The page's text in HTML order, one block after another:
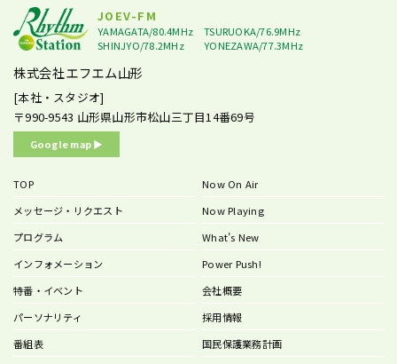
JOEV-FM
YAMAGATA/80.4MHz
TSURUOKA/76.9MHz
SHINJYO/78.2MHz
YONEZAWA/77.3MHz
株式会社エフエム山形
[本社・スタジオ]
〒990-9543 山形県山形市松山三丁目14番69号
Google map ▶︎
TOP
メッセージ・リクエスト
プログラム
インフォメーション
特番・イベント
パーソナリティ
番組表
Now On Air
Now Playing
What’s New
Power Push!
会社概要
採用情報
国民保護業務計画